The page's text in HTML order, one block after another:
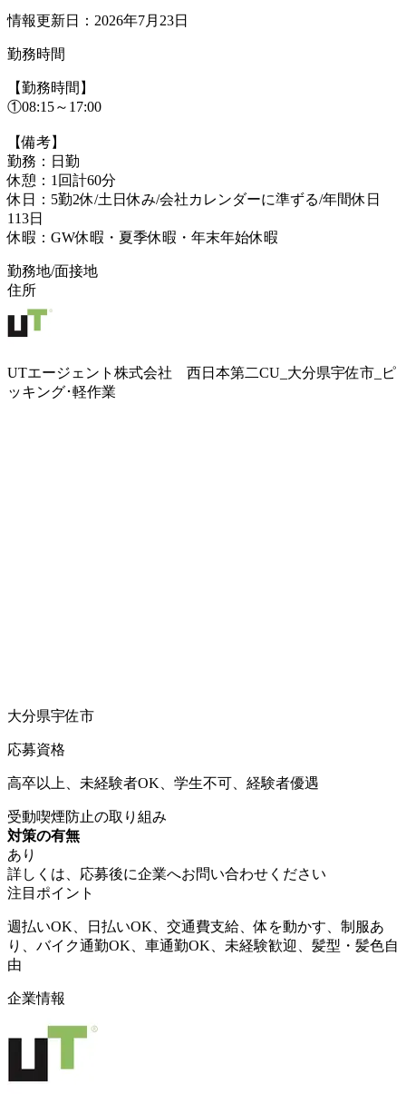
情報更新日：2026年7月23日
勤務時間
【勤務時間】
①08:15～17:00
【備考】
勤務：日勤
休憩：1回計60分
休日：5勤2休/土日休み/会社カレンダーに準ずる/年間休日
113日
休暇：GW休暇・夏季休暇・年末年始休暇
勤務地/面接地
住所
UTエージェント株式会社 西日本第二CU_大分県宇佐市_ピ
ッキング･軽作業
大分県宇佐市
応募資格
高卒以上、未経験者OK、学生不可、経験者優遇
受動喫煙防止の取り組み
対策の有無
あり
詳しくは、応募後に企業へお問い合わせください
注目ポイント
週払いOK、日払いOK、交通費支給、体を動かす、制服あ
り、バイク通勤OK、車通勤OK、未経験歓迎、髪型・髪色自
由
企業情報